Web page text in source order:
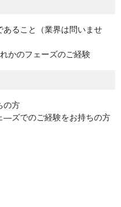
ること（業界は問いませ
かのフェーズのご経験
の方
―ズでのご経験をお持ちの方